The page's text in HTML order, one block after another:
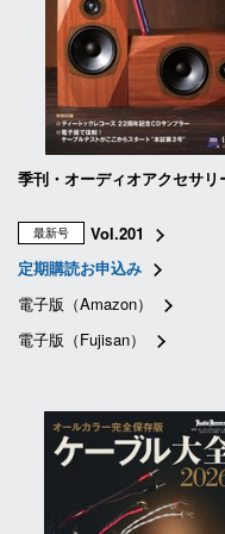
季刊・オーディオアクセサリ
最新号
Vol.201
定期購読お申込み
電子版（Amazon）
電子版（Fujisan）